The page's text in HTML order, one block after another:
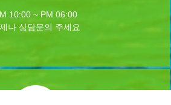
10:00 ~ PM 06:00
나 상담문의 주세요